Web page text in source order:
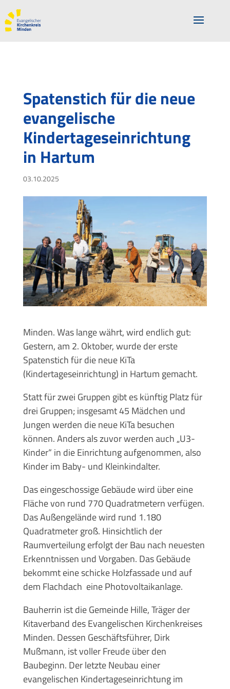
Spatenstich für die neue
evangelische
Kindertageseinrichtung
in Hartum
03.10.2025
Minden. Was lange währt, wird endlich gut:
Gestern, am 2. Oktober, wurde der erste
Spatenstich für die neue KiTa
(Kindertageseinrichtung) in Hartum gemacht.
Statt für zwei Gruppen gibt es künftig Platz für
drei Gruppen; insgesamt 45 Mädchen und
Jungen werden die neue KiTa besuchen
können. Anders als zuvor werden auch „U3-
Kinder“ in die Einrichtung aufgenommen, also
Kinder im Baby- und Kleinkindalter.
Das eingeschossige Gebäude wird über eine
Fläche von rund 770 Quadratmetern verfügen.
Das Außengelände wird rund 1.180
Quadratmeter groß. Hinsichtlich der
Raumverteilung erfolgt der Bau nach neuesten
Erkenntnissen und Vorgaben. Das Gebäude
bekommt eine schicke Holzfassade und auf
dem Flachdach eine Photovoltaikanlage.
Bauherrin ist die Gemeinde Hille, Träger der
Kitaverband des Evangelischen Kirchenkreises
Minden. Dessen Geschäftsführer, Dirk
Mußmann, ist voller Freude über den
Baubeginn. Der letzte Neubau einer
evangelischen Kindertageseinrichtung im